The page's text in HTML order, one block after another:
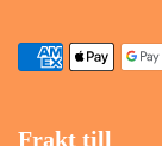
Frakt till